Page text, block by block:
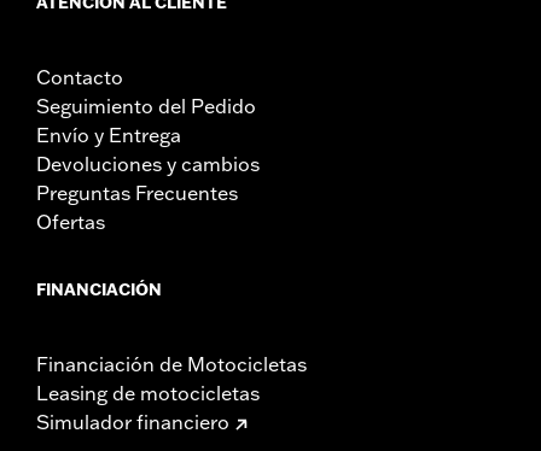
Contacto
Seguimiento del Pedido
Envío y Entrega
Devoluciones y cambios
Preguntas Frecuentes
Ofertas
FINANCIACIÓN
Financiación de Motocicletas
Leasing de motocicletas
Simulador financiero